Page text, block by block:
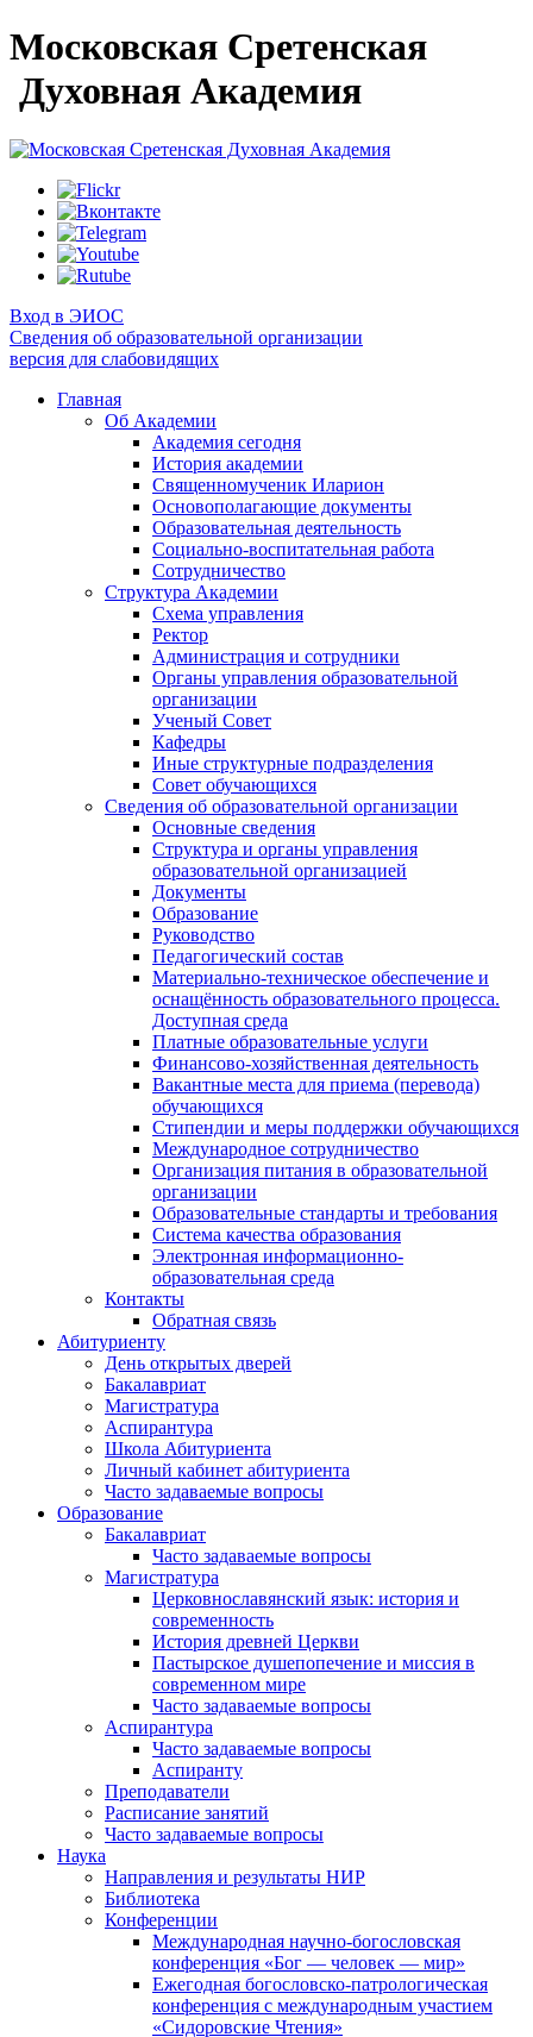
Московская Сретенская
Духовная Академия
Вход в ЭИОС
Сведения об образовательной организации
версия для слабовидящих
Главная
Об Академии
Академия сегодня
История академии
Священномученик Иларион
Основополагающие документы
Образовательная деятельность
Социально-воспитательная работа
Сотрудничество
Структура Академии
Схема управления
Ректор
Администрация и сотрудники
Органы управления образовательной
организации
Ученый Совет
Кафедры
Иные структурные подразделения
Совет обучающихся
Сведения об образовательной организации
Основные сведения
Структура и органы управления
образовательной организацией
Документы
Образование
Руководство
Педагогический состав
Материально-техническое обеспечение и
оснащённость образовательного процесса.
Доступная среда
Платные образовательные услуги
Финансово-хозяйственная деятельность
Вакантные места для приема (перевода)
обучающихся
Стипендии и меры поддержки обучающихся
Международное сотрудничество
Организация питания в образовательной
организации
Образовательные стандарты и требования
Система качества образования
Электронная информационно-
образовательная среда
Контакты
Обратная связь
Абитуриенту
День открытых дверей
Бакалавриат
Магистратура
Аспирантура
Школа Абитуриента
Личный кабинет абитуриента
Часто задаваемые вопросы
Образование
Бакалавриат
Часто задаваемые вопросы
Магистратура
Церковнославянский язык: история и
современность
История древней Церкви
Пастырское душепопечение и миссия в
современном мире
Часто задаваемые вопросы
Аспирантура
Часто задаваемые вопросы
Аспиранту
Преподаватели
Расписание занятий
Часто задаваемые вопросы
Наука
Направления и результаты НИР
Библиотека
Конференции
Международная научно-богословская
конференция «Бог — человек — мир»
Ежегодная богословско-патрологическая
конференция с международным участием
«Сидоровские Чтения»